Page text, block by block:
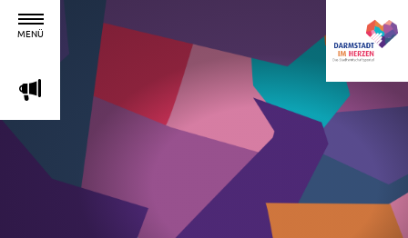
MENÜ
m